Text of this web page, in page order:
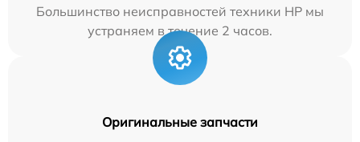
Большинство неисправностей техники HP мы
устраняем в течение 2 часов.
Оригинальные запчасти